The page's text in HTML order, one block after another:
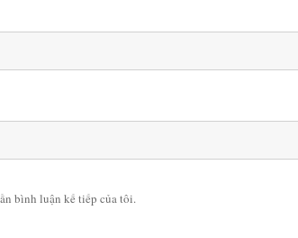
bình luận kế tiếp của tôi.